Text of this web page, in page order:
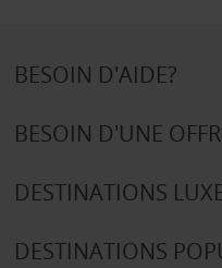
BESOIN D'AIDE?
BESOIN D'UNE
DESTINATIONS
DESTINATIONS